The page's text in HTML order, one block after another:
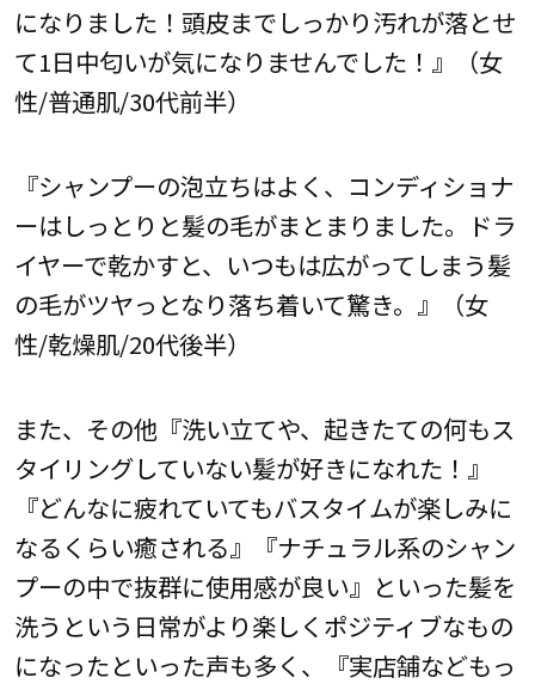
になりました！頭皮までしっかり汚れが落とせ
て1日中匂いが気になりませんでした！』（女
性/普通肌/30代前半）
『シャンプーの泡立ちはよく、コンディショナ
ーはしっとりと髪の毛がまとまりました。ドラ
イヤーで乾かすと、いつもは広がってしまう髪
の毛がツヤっとなり落ち着いて驚き。』（女
性/乾燥肌/20代後半）
また、その他『洗い立てや、起きたての何もス
タイリングしていない髪が好きになれた！』
『どんなに疲れていてもバスタイムが楽しみに
なるくらい癒される』『ナチュラル系のシャン
プーの中で抜群に使用感が良い』といった髪を
洗うという日常がより楽しくポジティブなもの
になったといった声も多く、『実店舗などもっ